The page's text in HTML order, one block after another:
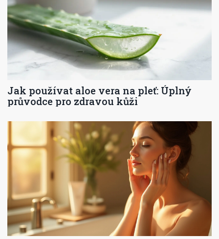
Jak používat aloe vera na pleť: Úplný
průvodce pro zdravou kůži